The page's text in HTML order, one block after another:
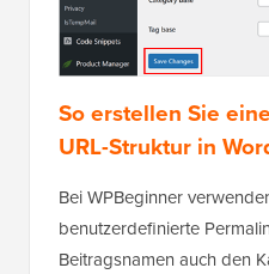
So erstellen Sie
URL-Struktur in
Bei WPBeginner
benutzerdefinierte
Beitragsnamen auch den